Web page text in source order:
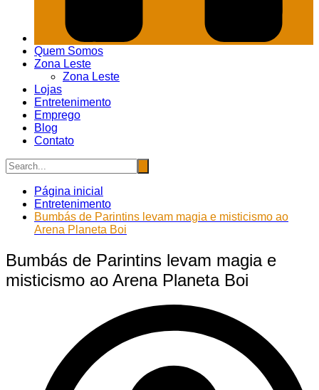
Quem Somos
Zona Leste
Zona Leste
Lojas
Entretenimento
Emprego
Blog
Contato
Página inicial
Entretenimento
Bumbás de Parintins levam magia e misticismo ao
Arena Planeta Boi
Bumbás de Parintins levam magia e
misticismo ao Arena Planeta Boi